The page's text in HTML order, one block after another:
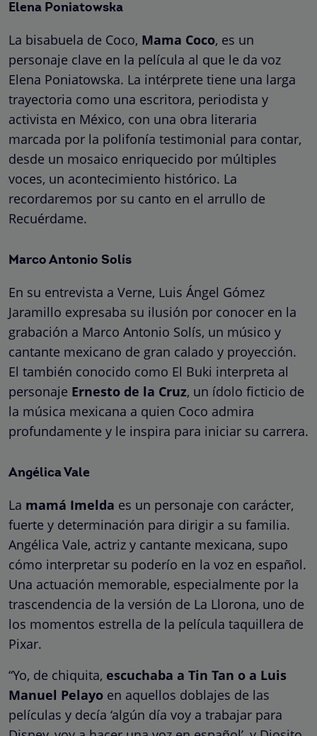
Elena Poniatowska
La bisabuela de Coco, Mama Coco, es un
personaje clave en la película al que le da voz
Elena Poniatowska. La intérprete tiene una larga
trayectoria como una escritora, periodista y
activista en México, con una obra literaria
marcada por la polifonía testimonial para contar,
desde un mosaico enriquecido por múltiples
voces, un acontecimiento histórico. La
recordaremos por su canto en el arrullo de
Recuérdame.
Marco Antonio Solís
En su entrevista a Verne, Luis Ángel Gómez
Jaramillo expresaba su ilusión por conocer en la
grabación a Marco Antonio Solís, un músico y
cantante mexicano de gran calado y proyección.
El también conocido como El Buki interpreta al
personaje Ernesto de la Cruz, un ídolo ficticio de
la música mexicana a quien Coco admira
profundamente y le inspira para iniciar su carrera.
Angélica Vale
La mamá Imelda es un personaje con carácter,
fuerte y determinación para dirigir a su familia.
Angélica Vale, actriz y cantante mexicana, supo
cómo interpretar su poderío en la voz en español.
Una actuación memorable, especialmente por la
trascendencia de la versión de La Llorona, uno de
los momentos estrella de la película taquillera de
Pixar.
“Yo, de chiquita, escuchaba a Tin Tan o a Luis
Manuel Pelayo en aquellos doblajes de las
películas y decía ‘algún día voy a trabajar para